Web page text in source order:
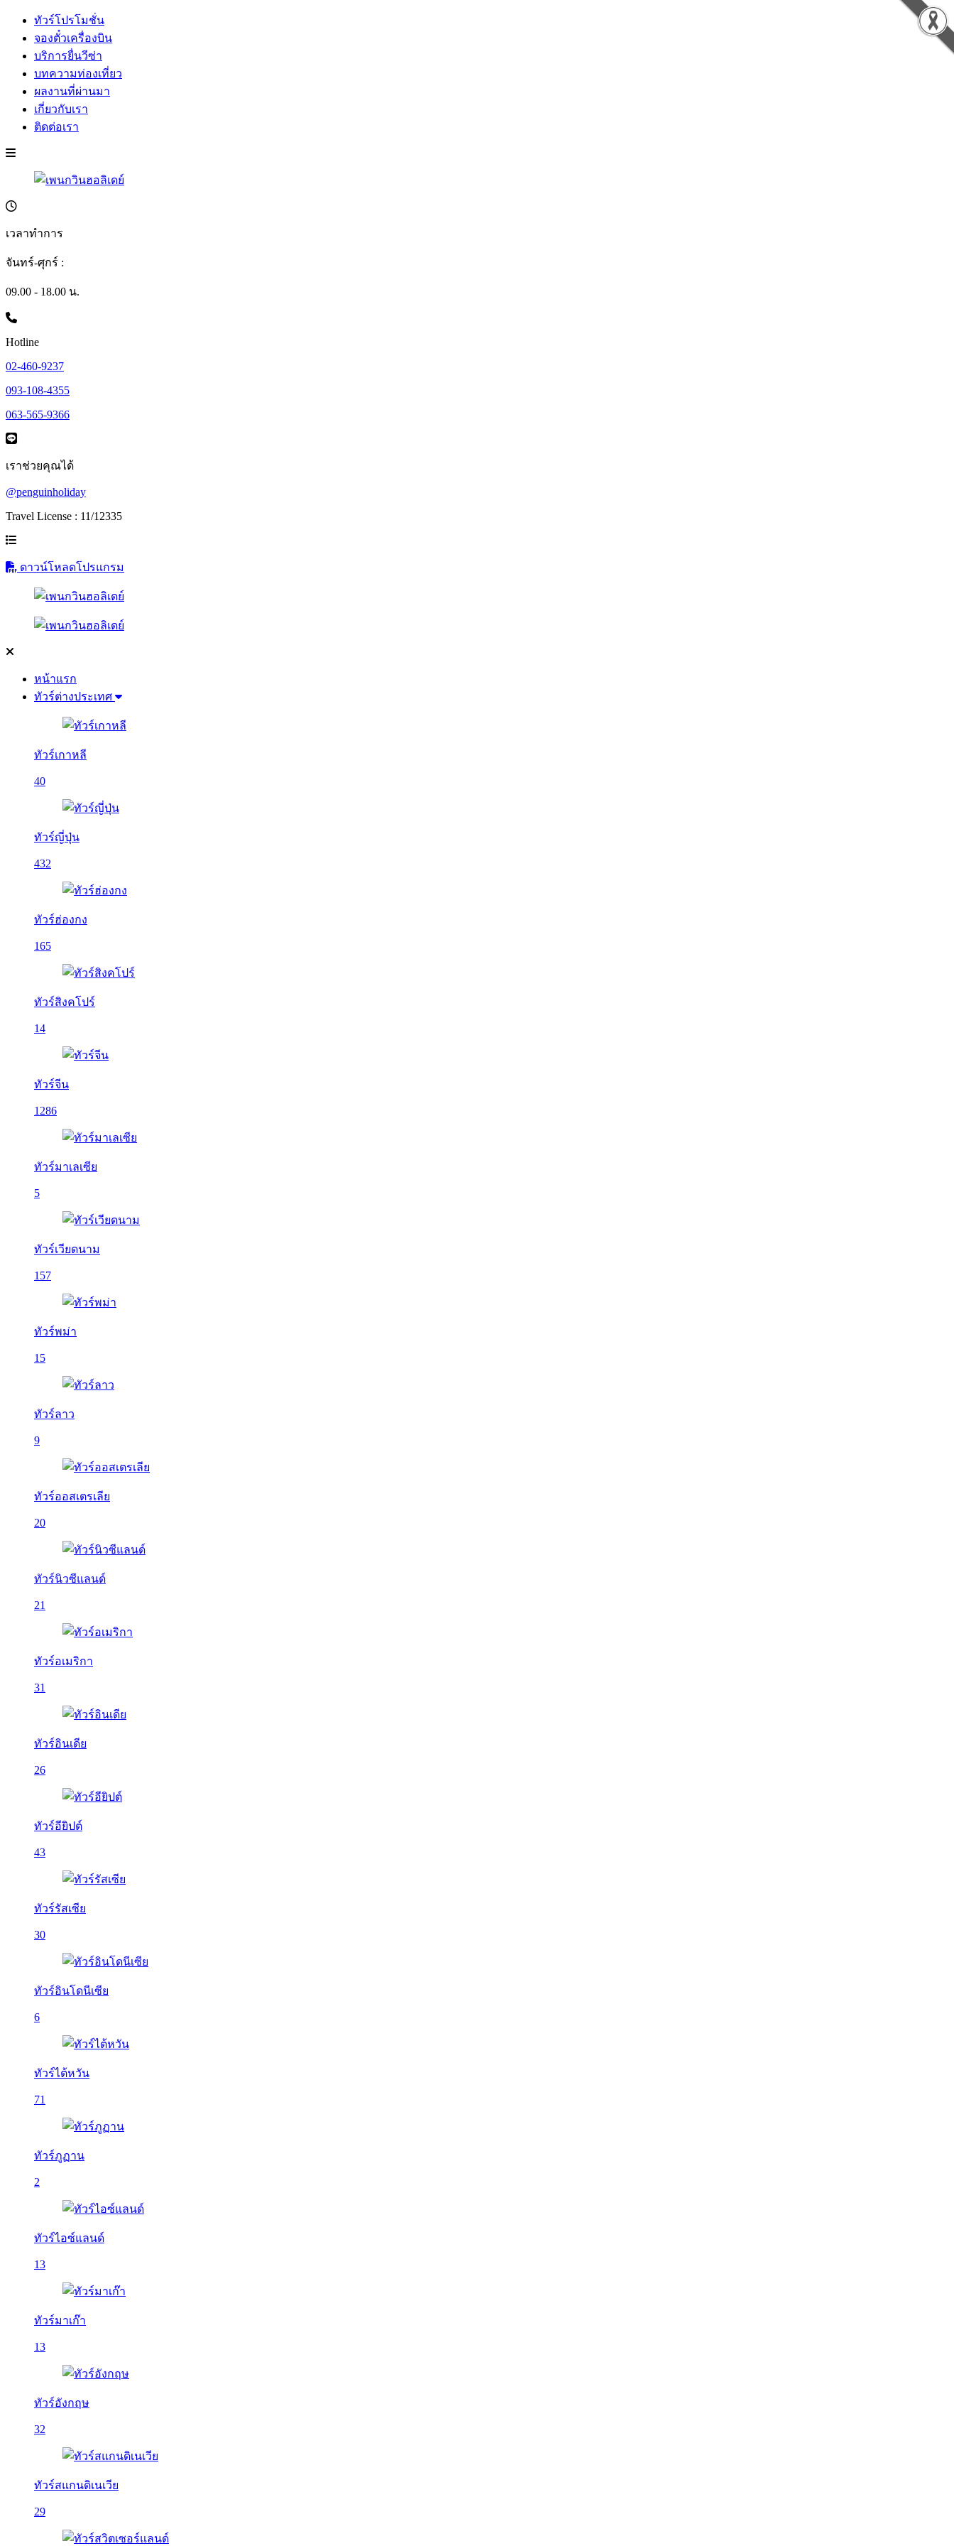
ทัวร์โปรโมชั่น
จองตั๋วเครื่องบิน
บริการยื่นวีซ่า
บทความท่องเที่ยว
ผลงานที่ผ่านมา
เกี่ยวกับเรา
ติดต่อเรา
เวลาทำการ
จันทร์-ศุกร์ :
09.00 - 18.00 น.
Hotline
02-460-9237
093-108-4355
063-565-9366
เราช่วยคุณได้
@penguinholiday
Travel License : 11/12335
ดาวน์โหลดโปรแกรม
หน้าแรก
ทัวร์ต่างประเทศ
ทัวร์เกาหลี
40
ทัวร์ญี่ปุ่น
432
ทัวร์ฮ่องกง
165
ทัวร์สิงคโปร์
14
ทัวร์จีน
1286
ทัวร์มาเลเซีย
5
ทัวร์เวียดนาม
157
ทัวร์พม่า
15
ทัวร์ลาว
9
ทัวร์ออสเตรเลีย
20
ทัวร์นิวซีแลนด์
21
ทัวร์อเมริกา
31
ทัวร์อินเดีย
26
ทัวร์อียิปต์
43
ทัวร์รัสเซีย
30
ทัวร์อินโดนีเซีย
6
ทัวร์ไต้หวัน
71
ทัวร์ภูฏาน
2
ทัวร์ไอซ์แลนด์
13
ทัวร์มาเก๊า
13
ทัวร์อังกฤษ
32
ทัวร์สแกนดิเนเวีย
29